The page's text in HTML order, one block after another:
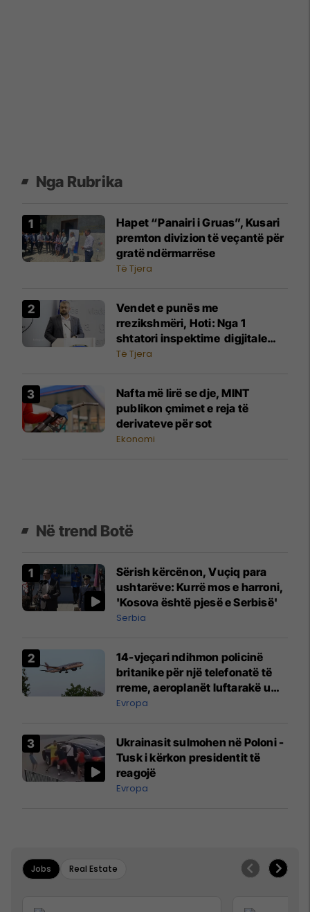
Nga Rubrika
Hapet “Panairi i Gruas”, Kusari
premton divizion të veçantë për
gratë ndërmarrëse
Të Tjera
Vendet e punës me
rrezikshmëri, Hoti: Nga 1
shtatori inspektime digjitale
dhe mbikëqyrje me dronë
Të Tjera
Nafta më lirë se dje, MINT
publikon çmimet e reja të
derivateve për sot
Ekonomi
Në trend Botë
Sërish kërcënon, Vuçiq para
ushtarëve: Kurrë mos e harroni,
'Kosova është pjesë e Serbisë'
Serbia
14-vjeçari ndihmon policinë
britanike për një telefonatë të
rreme, aeroplanët luftarakë u
ngritën në ajër për të
Mançesterit
Evropa
Ukrainasit sulmohen në Poloni -
Tusk i kërkon presidentit të
reagojë
Evropa
Jobs Real Estate